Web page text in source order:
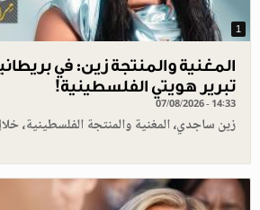
1
المغنية والمنتجة زين: في
تبرير هويتي الفلسطينية!
07/08/2026 - 14:33
زين ساجدي، المغنية والمنتجة الفلسطينية،